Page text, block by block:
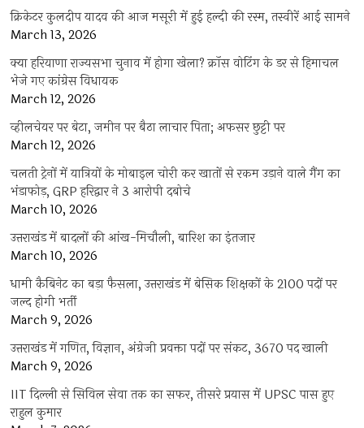
क्रिकेटर कुलदीप यादव की आज मसूरी में हुई हल्दी की रस्म, तस्वीरें आई सामने
March 13, 2026
क्या हरियाणा राज्यसभा चुनाव में होगा खेला? क्रॉस वोटिंग के डर से हिमाचल
भेजे गए कांग्रेस विधायक
March 12, 2026
व्हीलचेयर पर बेटा, जमीन पर बैठा लाचार पिता; अफसर छुट्टी पर
March 12, 2026
चलती ट्रेनों में यात्रियों के मोबाइल चोरी कर खातों से रकम उड़ाने वाले गैंग का
भंडाफोड़, GRP हरिद्वार ने 3 आरोपी दबोचे
March 10, 2026
उत्तराखंड में बादलों की आंख-मिचौली, बारिश का इंतजार
March 10, 2026
धामी कैबिनेट का बड़ा फैसला, उत्तराखंड में बेसिक शिक्षकों के 2100 पदों पर
जल्द होगी भर्ती
March 9, 2026
उत्तराखंड में गणित, विज्ञान, अंग्रेजी प्रवक्ता पदों पर संकट, 3670 पद खाली
March 9, 2026
IIT दिल्ली से सिविल सेवा तक का सफर, तीसरे प्रयास में UPSC पास हुए
राहुल कुमार